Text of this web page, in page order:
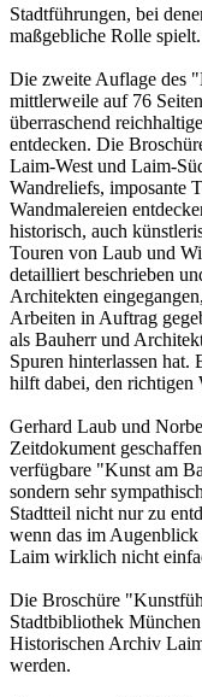
Stadtführungen, bei
maßgebliche Rolle spielt.
Die zweite Auflage des
mittlerweile auf 76
überraschend
entdecken. Die
Laim-West und Laim-
Wandreliefs, imposante
Wandmalereien
historisch, auch
Touren von Laub und
detailliert beschrieben
Architekten
Arbeiten in Auftrag
als Bauherr und
Spuren hinterlassen hat.
hilft dabei, den richtigen
Gerhard Laub und
Zeitdokument
verfügbare "Kunst am
sondern sehr
Stadtteil nicht nur zu
wenn das im
Laim wirklich nicht
Die Broschüre
Stadtbibliothek
Historischen Archiv
werden.